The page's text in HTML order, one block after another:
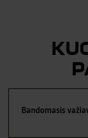
Bandomasis